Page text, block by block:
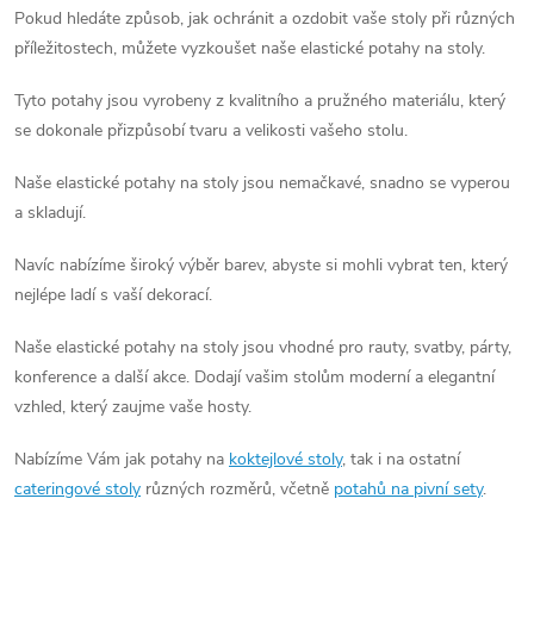
v
l
á
d
a
c
í
p
r
v
k
Pokud hledáte způsob, jak ochránit a ozdobit vaše stoly při různých
příležitostech, můžete vyzkoušet naše elastické potahy na stoly.
Tyto potahy jsou vyrobeny z kvalitního a pružného materiálu, který
se dokonale přizpůsobí tvaru a velikosti vašeho stolu.
Naše elastické potahy na stoly jsou nemačkavé, snadno se vyperou
a skladují.
Navíc nabízíme široký výběr barev, abyste si mohli vybrat ten, který
nejlépe ladí s vaší dekorací.
Naše elastické potahy na stoly jsou vhodné pro rauty, svatby, párty,
konference a další akce. Dodají vašim stolům moderní a elegantní
vzhled, který zaujme vaše hosty.
Nabízíme Vám jak potahy na koktejlové stoly, tak i na ostatní
cateringové stoly různých rozměrů, včetně potahů na pivní sety.